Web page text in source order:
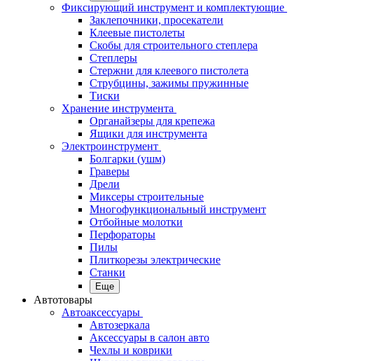
Фиксирующий инструмент и комплектующие
Заклепочники, просекатели
Клеевые пистолеты
Скобы для строительного степлера
Степлеры
Стержни для клеевого пистолета
Струбцины, зажимы пружинные
Тиски
Хранение инструмента
Органайзеры для крепежа
Ящики для инструмента
Электроинструмент
Болгарки (ушм)
Граверы
Дрели
Миксеры строительные
Многофункциональный инструмент
Отбойные молотки
Перфораторы
Пилы
Плиткорезы электрические
Станки
Еще
Автотовары
Автоаксессуары
Автозеркала
Аксессуары в салон авто
Чехлы и коврики